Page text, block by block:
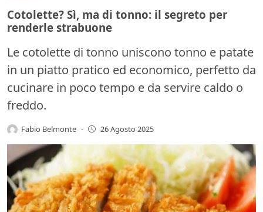
Cotolette? Sì, ma di tonno: il segreto per
renderle strabuone
Le cotolette di tonno uniscono tonno e patate
in un piatto pratico ed economico, perfetto da
cucinare in poco tempo e da servire caldo o
freddo.
Fabio Belmonte - 26 Agosto 2025